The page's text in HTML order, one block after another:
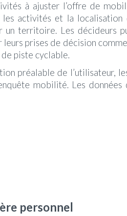
à ajuster l’offre de
activités et la
territoire. Les décideurs
prises de décision
piste cyclable.
préalable de l’utilisateur,
mobilité. Les
personnel